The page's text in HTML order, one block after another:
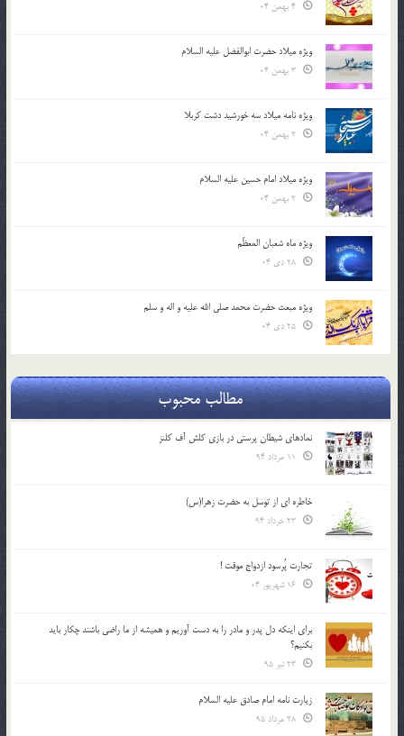
ویژه میلاد حضرت ابوالفضل علیه السلام
ویژه نامه میلاد سه خورشید دشت کربلا
ویژه میلاد امام حسین علیه السلام
ویژه ماه شعبان المعظّم
ویژه مبعث حضرت محمد صلی الله علیه و اله و سلم
مطالب محبوب
نمادهای شیطان پرستی در بازی کلش آف کلنز
خاطره ای از توسل به حضرت زهرا(س)
تجارت پُرسود ازدواج موقت !
براي اينكه دل پدر و مادر را به دست آوريم و هميشه از ما راضي باشند چكار بايد
بكنيم؟
زیارت نامه امام صادق علیه السلام